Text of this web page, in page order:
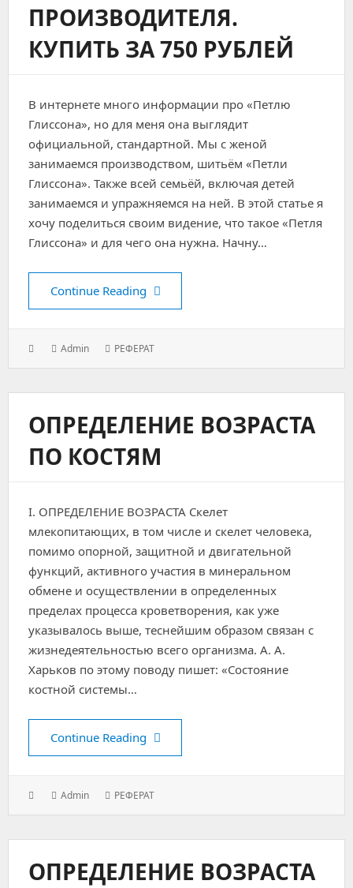
ПРОИЗВОДИТЕЛЯ.
КУПИТЬ ЗА 750 РУБЛЕЙ
В интернете много информации про «Петлю
Глиссона», но для меня она выглядит
официальной, стандартной. Мы с женой
занимаемся производством, шитьём «Петли
Глиссона». Также всей семьёй, включая детей
занимаемся и упражняемся на ней. В этой статье я
хочу поделиться своим видение, что такое «Петля
Глиссона» и для чего она нужна. Начну…
Continue Reading Петля Глиссона от
PostedAuthor:
Admin Categories:
РЕФЕРАТ
ОПРЕДЕЛЕНИЕ ВОЗРАСТА
ПО КОСТЯМ
I. ОПРЕДЕЛЕНИЕ ВОЗРАСТА Скелет
млекопитающих, в том числе и скелет человека,
помимо опорной, защитной и двигательной
функций, активного участия в минеральном
обмене и осуществлении в определенных
пределах процесса кроветворения, как уже
указывалось выше, теснейшим образом связан с
жизнедеятельностью всего организма. А. А.
Харьков по этому поводу пишет: «Состояние
костной системы…
Continue Reading Определение возраста по костям
PostedAuthor:
Admin Categories:
РЕФЕРАТ
ОПРЕДЕЛЕНИЕ ВОЗРАСТА